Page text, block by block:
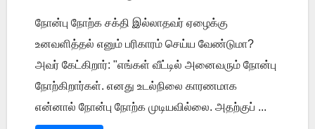
நோன்பு நோற்க சக்தி இல்லாதவர் ஏழைக்கு
உனவளித்தல் எனும் பரிகாரம் செய்ய வேண்டுமா?
அவர் கேட்கிறார்: "எங்கள் வீட்டில் அனைவரும் நோன்பு
நோற்கிறார்கள். எனது உடல்நிலை காரணமாக
என்னால் நோன்பு நோற்க முடியவில்லை. அதற்குப் ...